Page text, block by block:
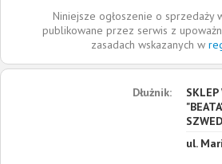
Niniejsze ogłoszenie o sprzedaży
publikowane przez serwis z
zasadach wskazanych w
Dłużnik:
SKLEP
SZWED
ul.